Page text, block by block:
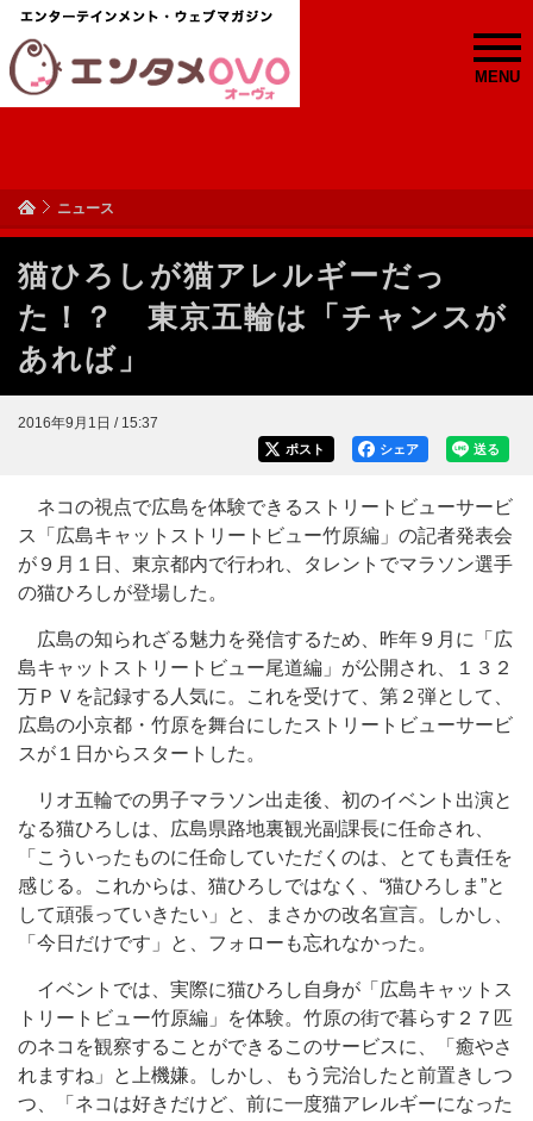
MENU
ニュース
猫ひろしが猫アレルギーだっ
た！？ 東京五輪は「チャンスが
あれば」
2016年9月1日 / 15:37
送る
シェア
ポスト
ネコの視点で広島を体験できるストリートビューサービ
ス「広島キャットストリートビュー竹原編」の記者発表会
が９月１日、東京都内で行われ、タレントでマラソン選手
の猫ひろしが登場した。
広島の知られざる魅力を発信するため、昨年９月に「広
島キャットストリートビュー尾道編」が公開され、１３２
万ＰＶを記録する人気に。これを受けて、第２弾として、
広島の小京都・竹原を舞台にしたストリートビューサービ
スが１日からスタートした。
リオ五輪での男子マラソン出走後、初のイベント出演と
なる猫ひろしは、広島県路地裏観光副課長に任命され、
「こういったものに任命していただくのは、とても責任を
感じる。これからは、猫ひろしではなく、“猫ひろしま”と
して頑張っていきたい」と、まさかの改名宣言。しかし、
「今日だけです」と、フォローも忘れなかった。
イベントでは、実際に猫ひろし自身が「広島キャットス
トリートビュー竹原編」を体験。竹原の街で暮らす２７匹
のネコを観察することができるこのサービスに、「癒やさ
れますね」と上機嫌。しかし、もう完治したと前置きしつ
つ、「ネコは好きだけど、前に一度猫アレルギーになった